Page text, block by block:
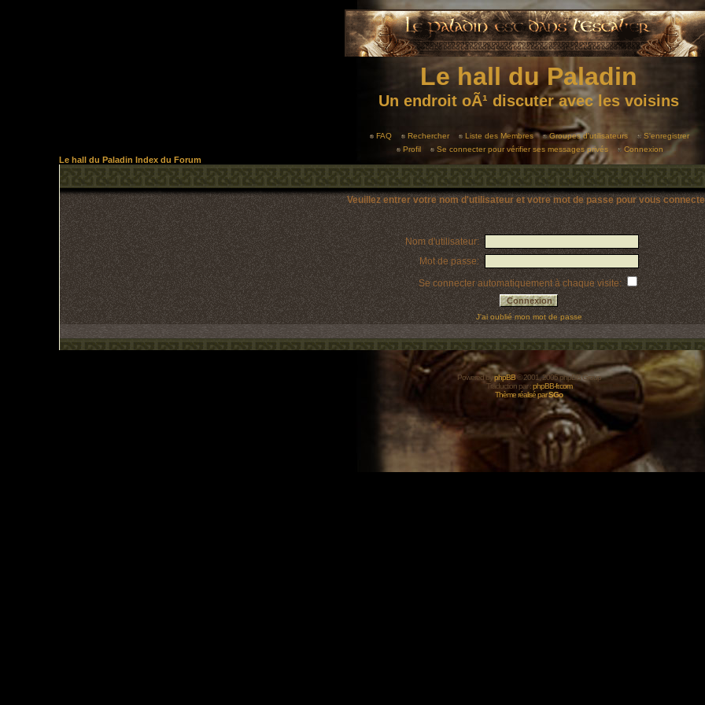
Le hall du Paladin
Un endroit oÃ¹ discuter avec les voisins
FAQ Rechercher Liste des Membres Groupes d'utilisateurs
S'enregistrer
Profil
Se connecter pour vérifier ses messages privés Connexion
Le hall du Paladin Index du Forum
Veuillez entrer votre nom d'utilisateur et votre mot de passe pour vous
Nom d'utilisateur:
Mot de passe:
Se connecter automatiquement à chaque visite:
J'ai oublié mon mot de passe
Powered byphpBB© 2001, 2005 phpBB Group
Traduction par :phpBB-fr.com
Thème réalisé parSGo